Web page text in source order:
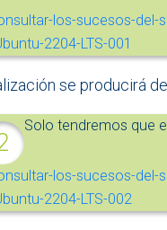
se producirá
Solo tendremos que